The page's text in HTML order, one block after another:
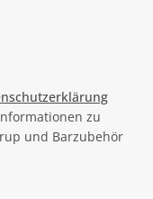
zu
und Barzubehör